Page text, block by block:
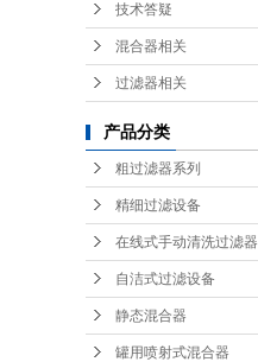
技术答疑
混合器相关
过滤器相关
产品分类
粗过滤器系列
精细过滤设备
在线式手动清洗过滤器
自洁式过滤设备
静态混合器
罐用喷射式混合器